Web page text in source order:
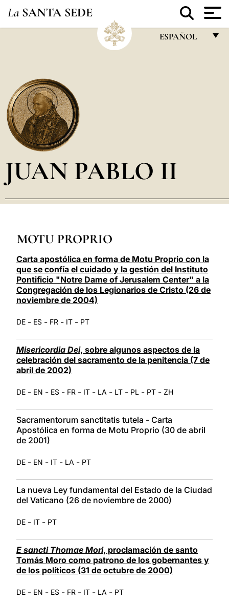
La SANTA SEDE
ESPAÑOL
POLSKI
العربيّة
JUAN PABLO II
MOTU PROPRIO
Carta apostólica en forma de Motu Proprio con la
que se confía el cuidado y la gestión del Instituto
Pontificio "Notre Dame of Jerusalem Center" a la
Congregación de los Legionarios de Cristo (26 de
noviembre de 2004)
DE - ES - FR - IT - PT
Misericordia Dei, sobre algunos aspectos de la
celebración del sacramento de la penitencia (7 de
abril de 2002)
DE - EN - ES - FR - IT - LA - LT - PL - PT - ZH
Sacramentorum sanctitatis tutela - Carta
Apostólica en forma de Motu Proprio (30 de abril
de 2001)
DE - EN - IT - LA - PT
La nueva Ley fundamental del Estado de la Ciudad
del Vaticano (26 de noviembre de 2000)
DE - IT - PT
E sancti Thomae Mori, proclamación de santo
Tomás Moro como patrono de los gobernantes y
de los políticos (31 de octubre de 2000)
DE - EN - ES - FR - IT - LA - PT